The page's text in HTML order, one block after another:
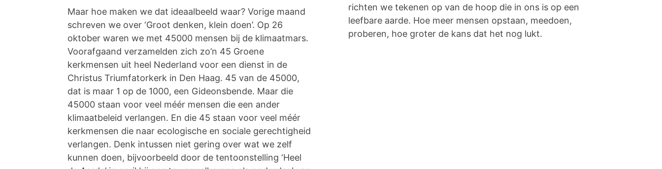
Maar hoe maken we dat ideaalbeeld waar? Vorige maand
schreven we over ‘Groot denken, klein doen’. Op 26
oktober waren we met 45000 mensen bij de klimaatmars.
Voorafgaand verzamelden zich zo’n 45 Groene
kerkmensen uit heel Nederland voor een dienst in de
Christus Triumfatorkerk in Den Haag. 45 van de 45000,
dat is maar 1 op de 1000, een Gideonsbende. Maar die
45000 staan voor veel méér mensen die een ander
klimaatbeleid verlangen. En die 45 staan voor veel méér
kerkmensen die naar ecologische en sociale gerechtigheid
verlangen. Denk intussen niet gering over wat we zelf
kunnen doen, bijvoorbeeld door de tentoonstelling ‘Heel
richten we tekenen op van de hoop die in ons is op een
leefbare aarde. Hoe meer mensen opstaan, meedoen,
proberen, hoe groter de kans dat het nog lukt.